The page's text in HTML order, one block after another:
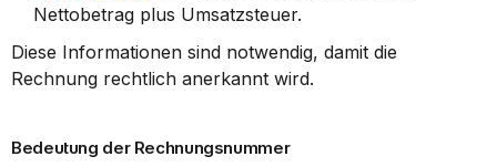
Nettobetrag plus Umsatzsteuer.
Diese Informationen sind notwendig, damit die
Rechnung rechtlich anerkannt wird.
Bedeutung der Rechnungsnummer